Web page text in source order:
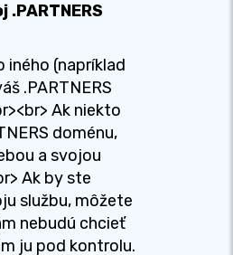
iného (napríklad
.PARTNERS
Ak niekto
doménu,
a svojou
Ak by ste
službu, môžete
nebudú chcieť
ju pod kontrolu.